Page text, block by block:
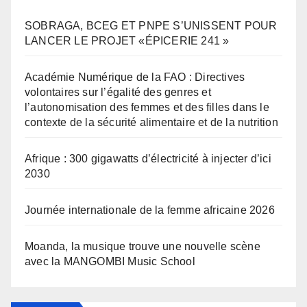
SOBRAGA, BCEG ET PNPE S’UNISSENT POUR
LANCER LE PROJET «ÉPICERIE 241 »
Académie Numérique de la FAO : Directives
volontaires sur l’égalité des genres et
l’autonomisation des femmes et des filles dans le
contexte de la sécurité alimentaire et de la nutrition
Afrique : 300 gigawatts d’électricité à injecter d’ici
2030
Journée internationale de la femme africaine 2026
Moanda, la musique trouve une nouvelle scène
avec la MANGOMBI Music School